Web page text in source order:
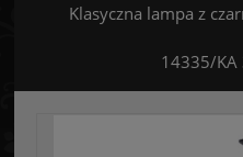
Klasyczna lampa z
14335/